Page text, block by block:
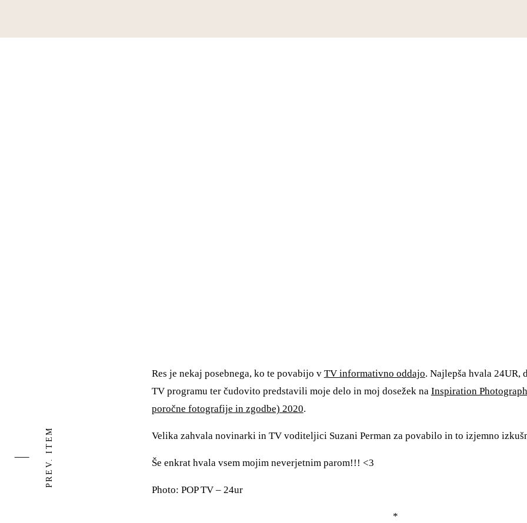
Res je nekaj posebnega, ko te povabijo v TV informativno oddajo. Najlepša hvala 24UR,
TV programu ter čudovito predstavili moje delo in moj dosežek na Inspiration
poročne fotografije in zgodbe) 2020.
Velika zahvala novinarki in TV voditeljici Suzani Perman za povabilo in to izjemno
Še enkrat hvala vsem mojim neverjetnim parom!!! <3
Photo: POP TV – 24ur
*
PREV. ITEM